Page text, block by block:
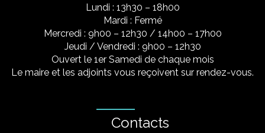
Lundi : 13h30 – 18h00
Mardi : Fermé
Mercredi : 9h00 – 12h30 / 14h00 – 17h00
Jeudi / Vendredi : 9h00 – 12h30
Ouvert le 1er Samedi de chaque mois
Le maire et les adjoints vous reçoivent sur rendez-vous.
Contacts